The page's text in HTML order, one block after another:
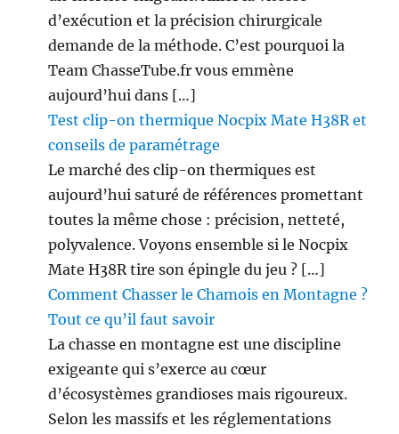
d’exécution et la précision chirurgicale
demande de la méthode. C’est pourquoi la
Team ChasseTube.fr vous emmène
aujourd’hui dans […]
Test clip-on thermique Nocpix Mate H38R et
conseils de paramétrage
Le marché des clip-on thermiques est
aujourd’hui saturé de références promettant
toutes la même chose : précision, netteté,
polyvalence. Voyons ensemble si le Nocpix
Mate H38R tire son épingle du jeu ? […]
Comment Chasser le Chamois en Montagne ?
Tout ce qu’il faut savoir
La chasse en montagne est une discipline
exigeante qui s’exerce au cœur
d’écosystèmes grandioses mais rigoureux.
Selon les massifs et les réglementations